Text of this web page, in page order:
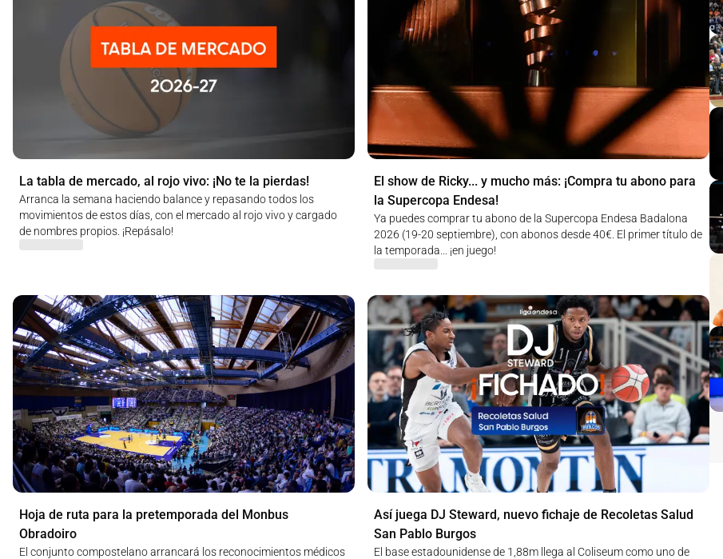
La tabla de mercado, al rojo vivo: ¡No te la pierdas!
Arranca la semana haciendo balance y repasando todos los
movimientos de estos días, con el mercado al rojo vivo y cargado
de nombres propios. ¡Repásalo!
El show de Ricky... y mucho más: ¡Compra tu abono para
la Supercopa Endesa!
Ya puedes comprar tu abono de la Supercopa Endesa Badalona
2026 (19-20 septiembre), con abonos desde 40€. El primer título de
la temporada... ¡en juego!
Hoja de ruta para la pretemporada del Monbus
Obradoiro
El conjunto compostelano arrancará los reconocimientos médicos
Así juega DJ Steward, nuevo fichaje de Recoletas Salud
San Pablo Burgos
El base estadounidense de 1,88m llega al Coliseum como uno de